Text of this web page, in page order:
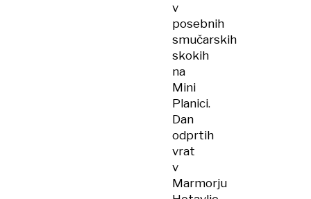
v
posebnih
smučarskih
skokih
na
Mini
Planici.
Dan
odprtih
vrat
v
Marmorju